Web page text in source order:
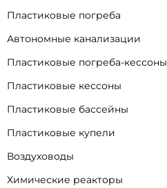
Пластиковые погреба
Автономные канализации
Пластиковые погреба-кессоны
Пластиковые кессоны
Пластиковые бассейны
Пластиковые купели
Воздуховоды
Химические реакторы